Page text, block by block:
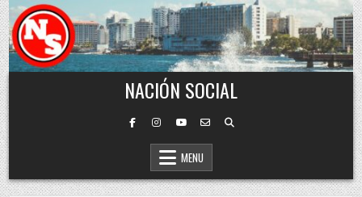
Skip to content
NACIÓN SOCIAL
MENU